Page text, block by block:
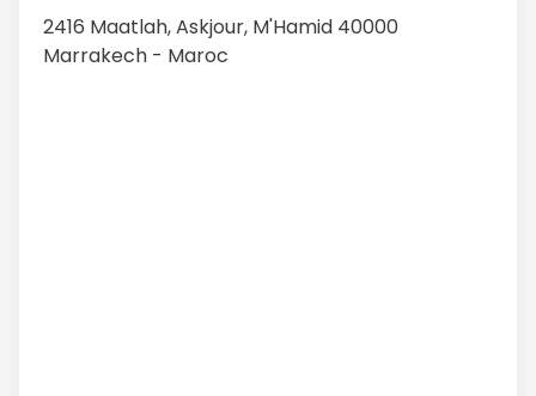
2416 Maatlah, Askjour, M'Hamid 40000
Marrakech - Maroc